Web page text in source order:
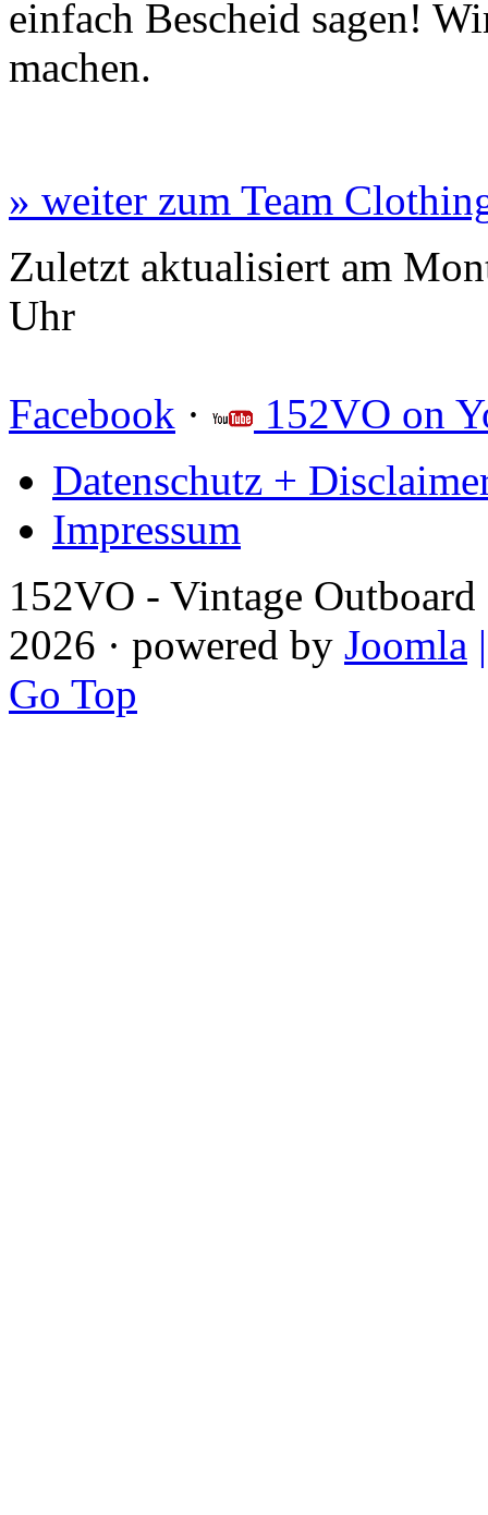
einfach Bescheid sagen!
machen.
» weiter zum Team
Zuletzt aktualisiert am
Uhr
Facebook ·
152VO on
Datenschutz +
Impressum
152VO - Vintage
2026 · powered by Joomla
Go Top